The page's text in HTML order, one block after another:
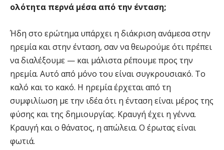
ολότητα περνά μέσα από την ένταση;
Ήδη στο ερώτημα υπάρχει η διάκριση ανάμεσα στην
ηρεμία και στην ένταση, σαν να θεωρούμε ότι πρέπει
να διαλέξουμε — και μάλιστα ρέπουμε προς την
ηρεμία. Αυτό από μόνο του είναι συγκρουσιακό. Το
καλό και το κακό. Η ηρεμία έρχεται από τη
συμφιλίωση με την ιδέα ότι η ένταση είναι μέρος της
φύσης και της δημιουργίας. Κραυγή έχει η γέννα.
Κραυγή και ο θάνατος, η απώλεια. Ο έρωτας είναι
φωτιά.